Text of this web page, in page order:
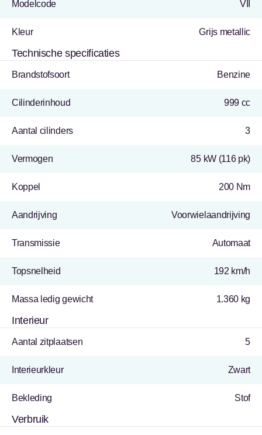
Modelcode VII
Kleur Grijs metallic
Technische specificaties
Brandstofsoort Benzine
Cilinderinhoud 999 cc
Aantal cilinders 3
Vermogen 85 kW (116 pk)
Koppel 200 Nm
Aandrijving Voorwielaandrijving
Transmissie Automaat
Topsnelheid 192 km/h
Massa ledig gewicht 1.360 kg
Interieur
Aantal zitplaatsen 5
Interieurkleur Zwart
Bekleding Stof
Verbruik